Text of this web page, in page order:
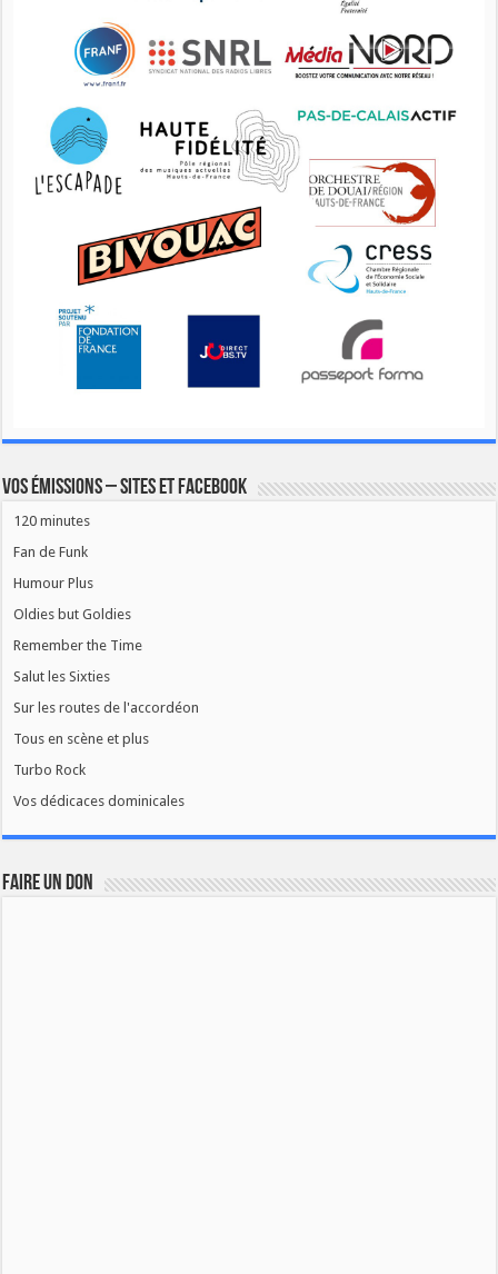
Vos émissions – Sites et Facebook
120 minutes
Fan de Funk
Humour Plus
Oldies but Goldies
Remember the Time
Salut les Sixties
Sur les routes de l'accordéon
Tous en scène et plus
Turbo Rock
Vos dédicaces dominicales
FAIRE UN DON